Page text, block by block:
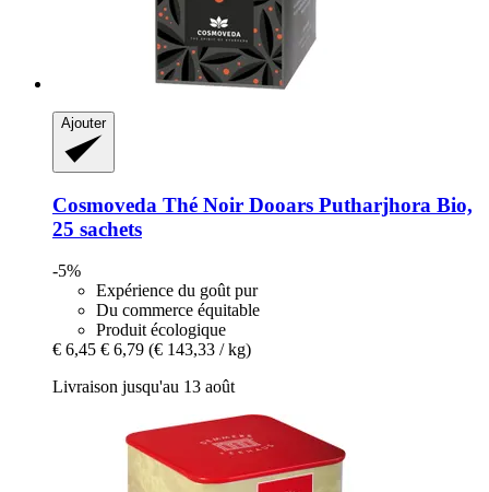
Ajouter
Cosmoveda Thé Noir Dooars Putharjhora Bio,
25 sachets
-5%
Expérience du goût pur
Du commerce équitable
Produit écologique
€ 6,45 € 6,79 (€ 143,33 / kg)
Livraison jusqu'au 13 août